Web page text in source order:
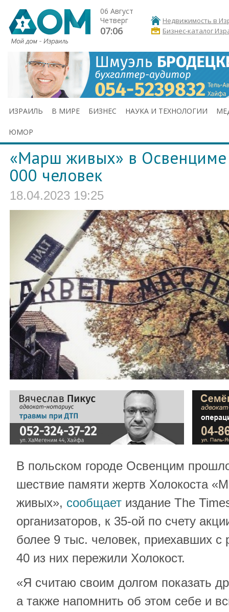
06 Август
Четверг
07:06
Недвижимость в
Бизнес-каталог
ИЗРАИЛЬ В МИРЕ БИЗНЕС НАУКА И ТЕХНОЛОГИИ
ЮМОР
«Марш живых» в Освенциме
000 человек
18.04.2023 19:25
В польском городе Освенцим
шествие памяти жертв Холокоста
живых», сообщает издание The
организаторов, к 35-ой по счету
более 9 тыс. человек, приехавших с
40 из них пережили Холокост.
«Я считаю своим долгом показать
а также напомнить об этом себе и